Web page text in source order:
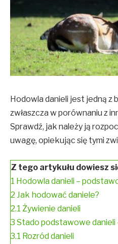
Hodowla danieli jest jedną z
zwłaszcza w porównaniu z
Sprawdź, jak należy ją
uwagę, opiekując się tymi
Z tego artykułu dowiesz
1 Hodowla danieli –
2 Jak hodować daniele?
2.1 Żywienie danieli
3 Stado podstawowe danieli
3.1 Rozród danieli